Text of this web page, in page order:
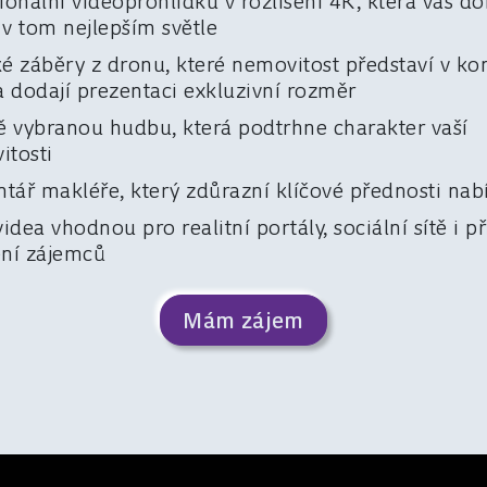
tom nejlepším světle
záběry z dronu, které nemovitost představí v
dodají prezentaci exkluzivní rozměr
vybranou hudbu, která podtrhne charakter vaší
makléře, který zdůrazní klíčové přednosti
vhodnou pro realitní portály, sociální sítě i
zájemců
Mám zájem